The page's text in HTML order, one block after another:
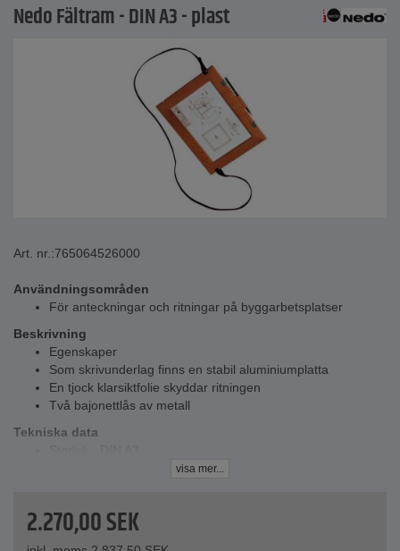
Nedo Fältram - DIN A3 - plast
Art. nr.:765064526000
Användningsområden
För anteckningar och ritningar på byggarbetsplatser
Beskrivning
Egenskaper
Som skrivunderlag finns en stabil aluminiumplatta
En tjock klarsiktfolie skyddar ritningen
Två bajonettlås av metall
Tekniska data
visa mer...
2.270,00SEK